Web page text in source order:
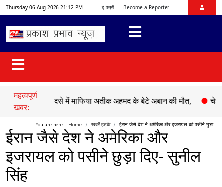
Thursday 06 Aug 2026 21:12 PM ई-पत्रों Become a Reporter
महत्वपूर्ण
खबर:
सड़क हादसे में माफिया अतीक अहमद के बेटे अबान की मौत, ●चेहल्लुम पर
You are here : Home खबरें हटके ईरान जैसे देश ने अमेरिका और इजरायल को पसीने छुड़ा...
ईरान जैसे देश ने अमेरिका और
इजरायल को पसीने छुड़ा दिए- सुनील
सिंह